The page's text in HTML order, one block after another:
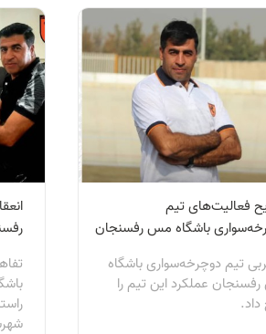
فعالیت‌های تیم‌
باشگاه مس رفسنجان
تیم دوچرخه‌سواری باشگاه
عملکرد این تیم را